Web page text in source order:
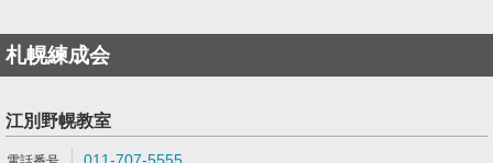
札幌練成会
江別野幌教室